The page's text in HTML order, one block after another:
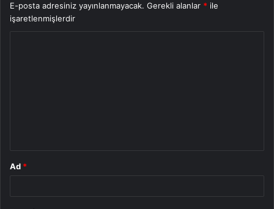
E-posta adresiniz yayınlanmayacak. Gerekli alanlar * ile
işaretlenmişlerdir
Ad *